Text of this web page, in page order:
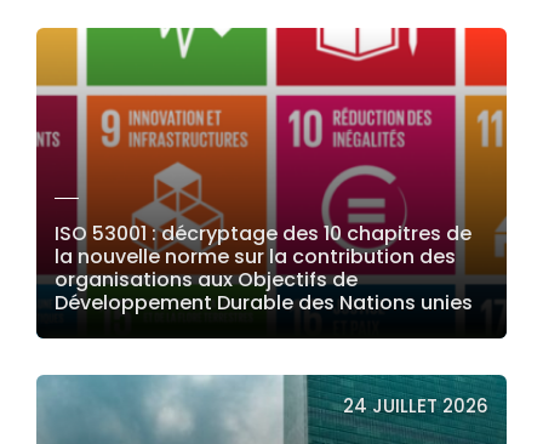
ISO 53001 : décryptage des 10 chapitres de
la nouvelle norme sur la contribution des
organisations aux Objectifs de
Développement Durable des Nations unies
24 JUILLET 2026